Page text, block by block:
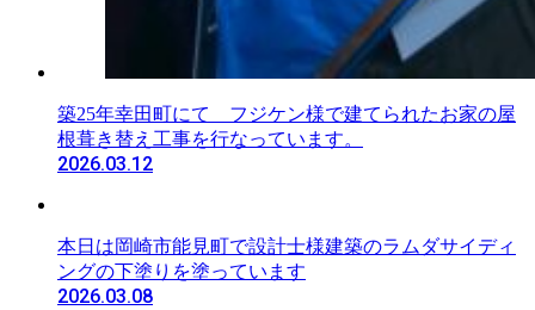
築25年幸田町にて フジケン様で建てられたお家の屋
根葺き替え工事を行なっています。
2026.03.12
本日は岡崎市能見町で設計士様建築のラムダサイディ
ングの下塗りを塗っています
2026.03.08